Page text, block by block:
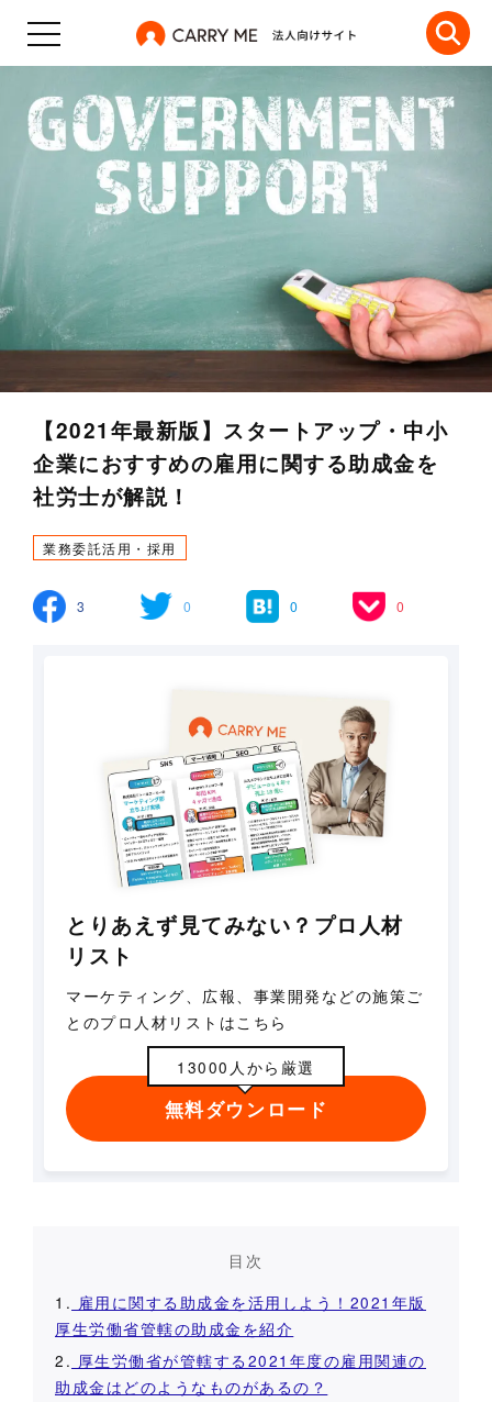
【2021年最新版】スタートアップ・中小
企業におすすめの雇用に関する助成金を
社労士が解説！
業務委託活用・採用
3 0 0 0
とりあえず見てみない？プロ人材
リスト
マーケティング、広報、事業開発などの施策ご
とのプロ人材リストはこちら
13000人から厳選
無料ダウンロード
目次
1. 雇用に関する助成金を活用しよう！2021年版
厚生労働省管轄の助成金を紹介
2. 厚生労働省が管轄する2021年度の雇用関連の
助成金はどのようなものがあるの？